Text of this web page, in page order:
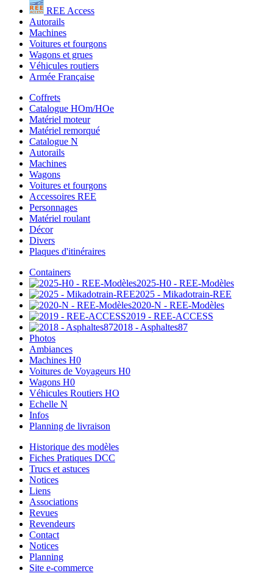
REE Access
Autorails
Machines
Voitures et fourgons
Wagons et grues
Véhicules routiers
Armée Française
Coffrets
Catalogue HOm/HOe
Matériel moteur
Matériel remorqué
Catalogue N
Autorails
Machines
Wagons
Voitures et fourgons
Accessoires REE
Personnages
Matériel roulant
Décor
Divers
Plaques d'itinéraires
Containers
2025-H0 - REE-Modèles
2025 - Mikadotrain-REE
2020-N - REE-Modèles
2019 - REE-ACCESS
2018 - Asphaltes87
Photos
Ambiances
Machines H0
Voitures de Voyageurs H0
Wagons H0
Véhicules Routiers HO
Echelle N
Infos
Planning de livraison
Historique des modèles
Fiches Pratiques DCC
Trucs et astuces
Notices
Liens
Associations
Revues
Revendeurs
Contact
Notices
Planning
Site e-commerce